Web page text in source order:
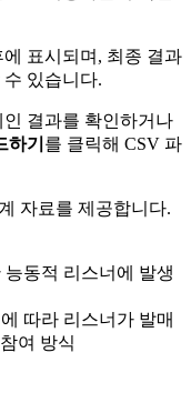
표시되며, 최종 결과
있습니다.
결과를 확인하거나
하기 를 클릭해 CSV 파
자료를 제공합니다.
동적 리스너에 발생
따라 리스너가 발매
여 방식